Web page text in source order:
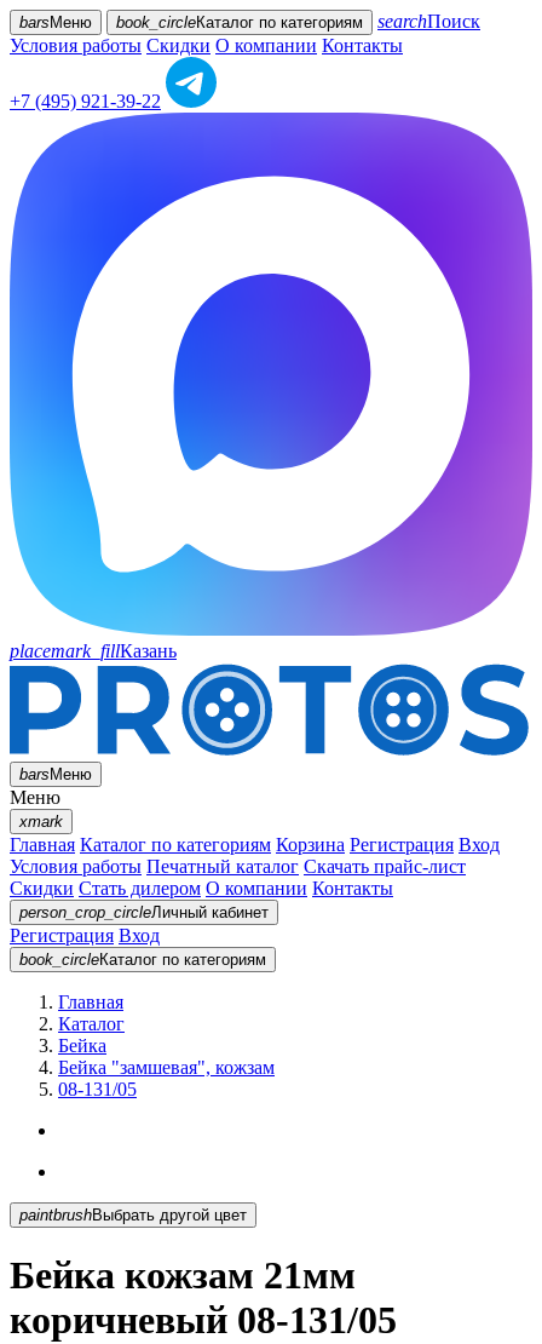
bars Меню book_circleКаталог по категориям searchПоиск
Условия работы Скидки О компании Контакты
+7 (495) 921-39-22
placemark_fillКазань
barsМеню
Меню
xmark
Главная Каталог по категориям Корзина Регистрация Вход
Условия работы Печатный каталог Скачать прайс-лист
Скидки Стать дилером О компании Контакты
person_crop_circleЛичный кабинет
Регистрация Вход
book_circleКаталог по категориям
Главная
Каталог
Бейка
Бейка "замшевая", кожзам
08-131/05
paintbrush Выбрать другой цвет
Бейка кожзам 21мм
коричневый 08-131/05